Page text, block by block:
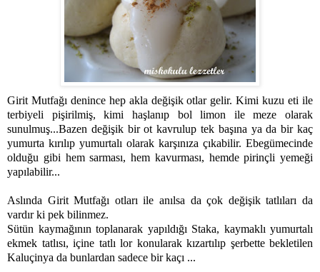
Girit Mutfağı denince hep akla değişik otlar gelir. Kimi kuzu eti ile
terbiyeli pişirilmiş, kimi haşlanıp bol limon ile meze olarak
sunulmuş...Bazen değişik bir ot kavrulup tek başına ya da bir kaç
yumurta kırılıp yumurtalı olarak karşınıza çıkabilir. Ebegümecinde
olduğu gibi hem sarması, hem kavurması, hemde pirinçli yemeği
yapılabilir...
Aslında Girit Mutfağı otları ile anılsa da çok değişik tatlıları da
vardır ki pek bilinmez.
Sütün kaymağının toplanarak yapıldığı Staka, kaymaklı yumurtalı
ekmek tatlısı, içine tatlı lor konularak kızartılıp şerbette bekletilen
Kaluçinya da bunlardan sadece bir kaçı ...